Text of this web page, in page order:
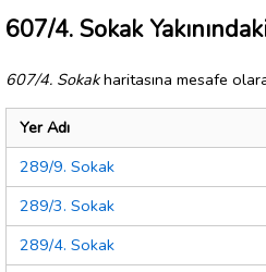
607/4. Sokak
607/4. Sokakharitasına mesafe
Yer Adı
289/9. Sokak
289/3. Sokak
289/4. Sokak